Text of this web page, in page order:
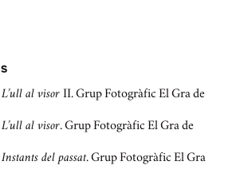
L’ull al visor II. Grup Fotogràfic El Gra de
L’ull al visor. Grup Fotogràfic El Gra de
Instants del passat. Grup Fotogràfic El Gra